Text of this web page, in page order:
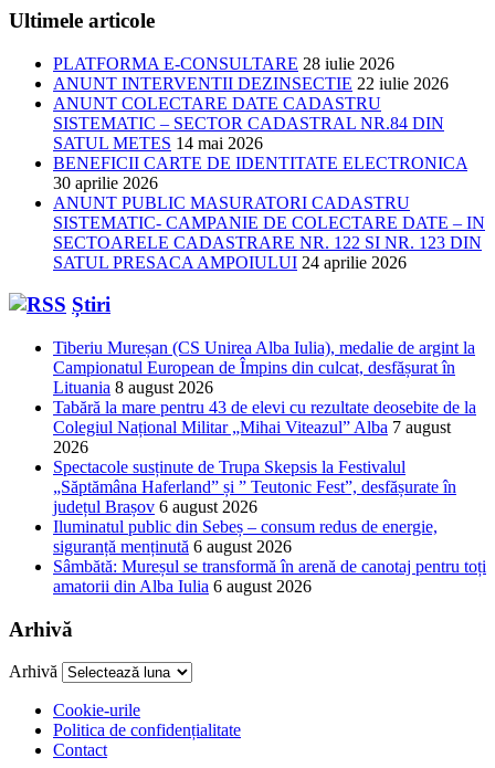
Ultimele articole
PLATFORMA E-CONSULTARE 28 iulie 2026
ANUNT INTERVENTII DEZINSECTIE 22 iulie 2026
ANUNT COLECTARE DATE CADASTRU
SISTEMATIC – SECTOR CADASTRAL NR.84 DIN
SATUL METES 14 mai 2026
BENEFICII CARTE DE IDENTITATE ELECTRONICA
30 aprilie 2026
ANUNT PUBLIC MASURATORI CADASTRU
SISTEMATIC- CAMPANIE DE COLECTARE DATE – IN
SECTOARELE CADASTRARE NR. 122 SI NR. 123 DIN
SATUL PRESACA AMPOIULUI 24 aprilie 2026
Știri
Tiberiu Mureșan (CS Unirea Alba Iulia), medalie de argint la
Campionatul European de Împins din culcat, desfășurat în
Lituania 8 august 2026
Tabără la mare pentru 43 de elevi cu rezultate deosebite de la
Colegiul Național Militar „Mihai Viteazul” Alba 7 august
2026
Spectacole susținute de Trupa Skepsis la Festivalul
„Săptămâna Haferland” și ” Teutonic Fest”, desfășurate în
județul Brașov 6 august 2026
Iluminatul public din Sebeș – consum redus de energie,
siguranță menținută 6 august 2026
Sâmbătă: Mureșul se transformă în arenă de canotaj pentru toți
amatorii din Alba Iulia 6 august 2026
Arhivă
Arhivă
Cookie-urile
Politica de confidențialitate
Contact